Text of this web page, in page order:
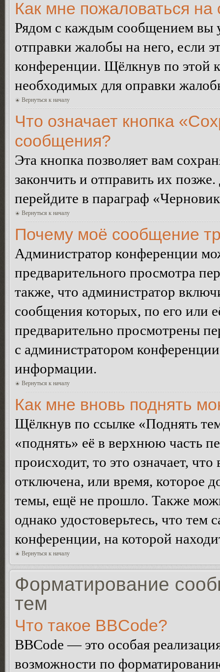
Как мне пожаловаться
Рядом с каждым сообщением вы
отправки жалобы на него, если
конференции. Щёлкнув по этой
необходимых для оправки
Вернуться к началу
Что означает кнопка
сообщения?
Эта кнопка позволяет вам
закончить и отправить их
перейдите в параграф
Вернуться к началу
Почему моё сообщение
Администратор конференции
предварительного просмотра
также, что администратор
сообщения которых, по его или
предварительно просмотрены
с администратором
информации.
Вернуться к началу
Как мне вновь поднять
Щёлкнув по ссылке «Поднять
«поднять» её в верхнюю часть
происходит, то это означает,
отключена, или время, которое
темы, ещё не прошло. Также
однако удостоверьтесь, что
конференции, на которой
Вернуться к началу
Форматирование
тем
Что такое BBCode?
BBCode — это особая
возможности по